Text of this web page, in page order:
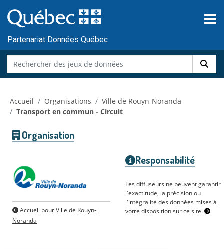
au
contenu
Partenariat Données Québec
Accueil Organisations
Ville de Rouyn-Noranda
Transport en commun - Circuit
Organisation
Accueil pour Ville de Rouyn-
Noranda
Responsabilité
Les diffuseurs ne peuvent garantir
l'exactitude, la précision ou
l'intégralité des données mises à
votre disposition sur ce site.